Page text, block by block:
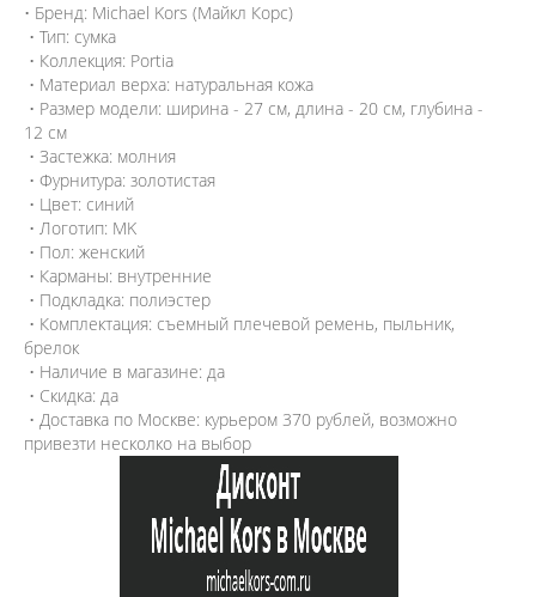
• Бренд: Michael Kors (Майкл Корс)
• Тип: сумка
• Коллекция: Portia
• Материал верха: натуральная кожа
• Размер модели: ширина - 27 см, длина - 20 см, глубина -
12 см
• Застежка: молния
• Фурнитура: золотистая
• Цвет: синий
• Логотип: MK
• Пол: женский
• Карманы: внутренние
• Подкладка: полиэстер
• Комплектация: съемный плечевой ремень, пыльник,
брелок
• Наличие в магазине: да
• Скидка: да
• Доставка по Москве: курьером 370 рублей, возможно
привезти несколко на выбор